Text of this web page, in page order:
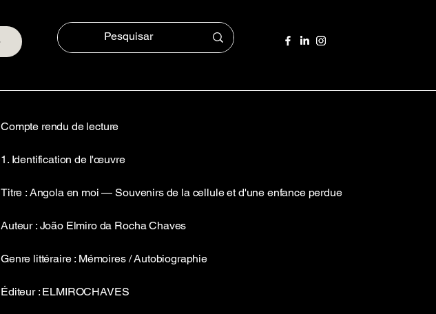
Compte rendu de lecture
1. Identification de l'œuvre
Titre : Angola en moi — Souvenirs de la cellule et d'une enfance perdue
Auteur : João Elmiro da Rocha Chaves
Genre littéraire : Mémoires / Autobiographie
Éditeur : ELMIROCHAVES